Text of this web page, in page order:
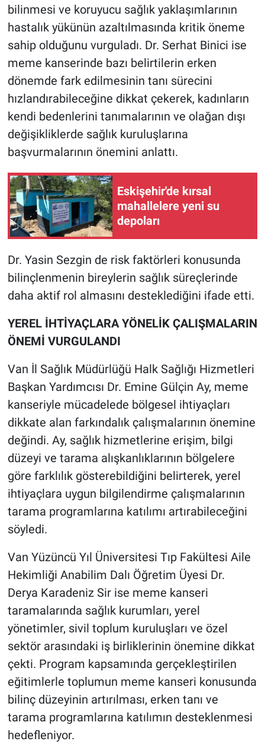
bilinmesi ve koruyucu sağlık yaklaşımlarının
hastalık yükünün azaltılmasında kritik öneme
sahip olduğunu vurguladı. Dr. Serhat Binici ise
meme kanserinde bazı belirtilerin erken
dönemde fark edilmesinin tanı sürecini
hızlandırabileceğine dikkat çekerek, kadınların
kendi bedenlerini tanımalarının ve olağan dışı
değişikliklerde sağlık kuruluşlarına
başvurmalarının önemini anlattı.
Eskişehir'de kırsal
mahallelere yeni su
depoları
Dr. Yasin Sezgin de risk faktörleri konusunda
bilinçlenmenin bireylerin sağlık süreçlerinde
daha aktif rol almasını desteklediğini ifade etti.
YEREL İHTİYAÇLARA YÖNELİK ÇALIŞMALARIN
ÖNEMİ VURGULANDI
Van İl Sağlık Müdürlüğü Halk Sağlığı Hizmetleri
Başkan Yardımcısı Dr. Emine Gülçin Ay, meme
kanseriyle mücadelede bölgesel ihtiyaçları
dikkate alan farkındalık çalışmalarının önemine
değindi. Ay, sağlık hizmetlerine erişim, bilgi
düzeyi ve tarama alışkanlıklarının bölgelere
göre farklılık gösterebildiğini belirterek, yerel
ihtiyaçlara uygun bilgilendirme çalışmalarının
tarama programlarına katılımı artırabileceğini
söyledi.
Van Yüzüncü Yıl Üniversitesi Tıp Fakültesi Aile
Hekimliği Anabilim Dalı Öğretim Üyesi Dr.
Derya Karadeniz Sir ise meme kanseri
taramalarında sağlık kurumları, yerel
yönetimler, sivil toplum kuruluşları ve özel
sektör arasındaki iş birliklerinin önemine dikkat
çekti. Program kapsamında gerçekleştirilen
eğitimlerle toplumun meme kanseri konusunda
bilinç düzeyinin artırılması, erken tanı ve
tarama programlarına katılımın desteklenmesi
hedefleniyor.